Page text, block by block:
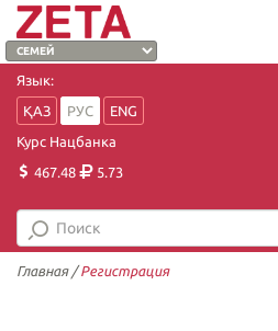
Язык:
ҚАЗ
РУС
ENG
Курс Нацбанка
467.48
5.73
Главная/Регистрация